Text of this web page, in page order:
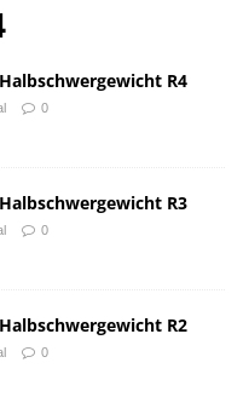
R4
0
R3
0
R2
0